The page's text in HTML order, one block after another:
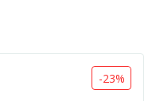
-23%